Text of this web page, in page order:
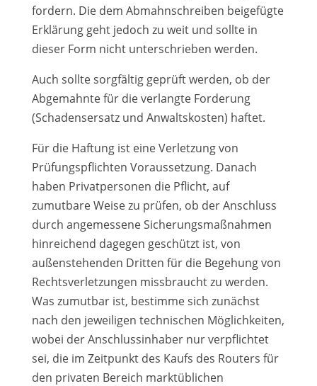
fordern. Die dem Abmahnschreiben beigefügte
Erklärung geht jedoch zu weit und sollte in
dieser Form nicht unterschrieben werden.
Auch sollte sorgfältig geprüft werden, ob der
Abgemahnte für die verlangte Forderung
(Schadensersatz und Anwaltskosten) haftet.
Für die Haftung ist eine Verletzung von
Prüfungspflichten Voraussetzung. Danach
haben Privatpersonen die Pflicht, auf
zumutbare Weise zu prüfen, ob der Anschluss
durch angemessene Sicherungsmaßnahmen
hinreichend dagegen geschützt ist, von
außenstehenden Dritten für die Begehung von
Rechtsverletzungen missbraucht zu werden.
Was zumutbar ist, bestimme sich zunächst
nach den jeweiligen technischen Möglichkeiten,
wobei der Anschlussinhaber nur verpflichtet
sei, die im Zeitpunkt des Kaufs des Routers für
den privaten Bereich marktüblichen